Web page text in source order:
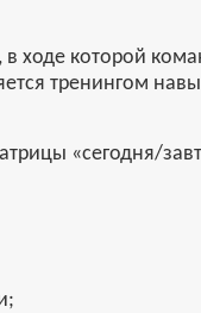
ходе которой
тренингом
«сегодня/